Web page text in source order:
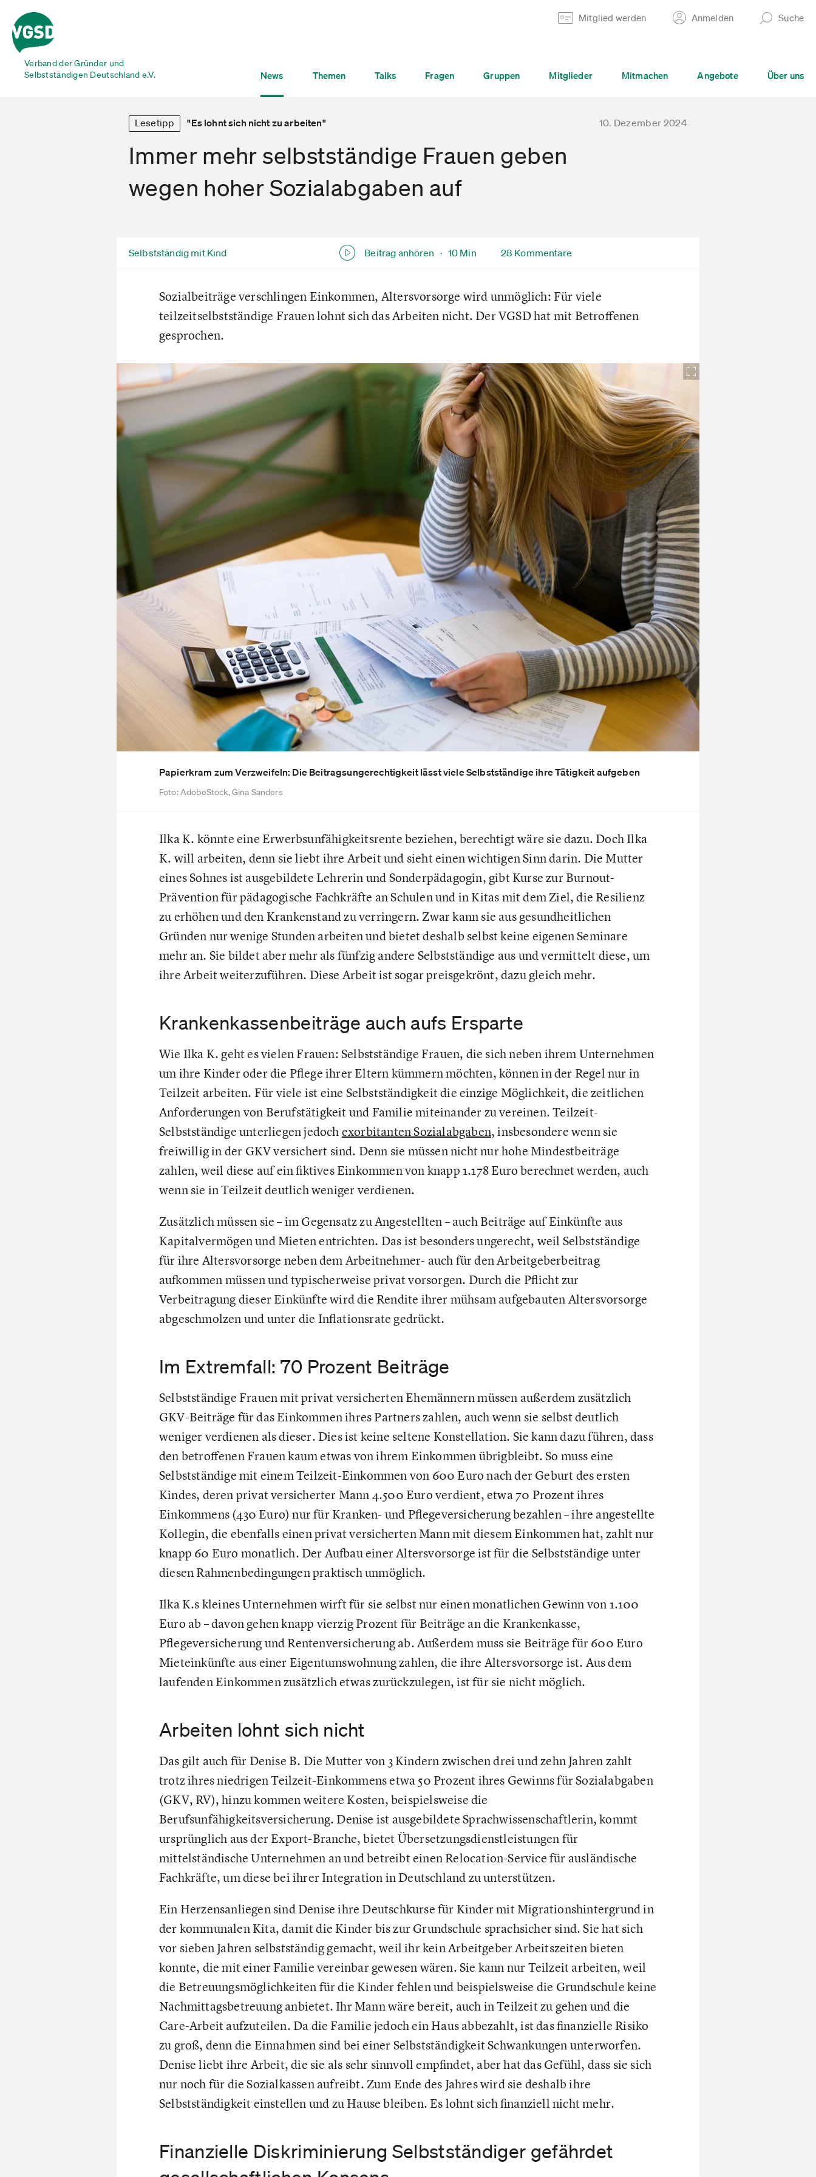
Verband der Gründer und
Selbstständigen Deutschland e.V.
Mitglied werden Anmelden Suche
News Themen Talks Fragen Gruppen Mitglieder Mitmachen Angebote Über uns
Lesetipp "Es lohnt sich nicht zu arbeiten"
Immer mehr selbstständige Frauen geben
wegen hoher Sozialabgaben auf
10. Dezember 2024
Selbstständig mit Kind Beitrag anhören · 10 Min 28 Kommentare
Sozialbeiträge verschlingen Einkommen, Altersvorsorge wird unmöglich: Für viele
teilzeitselbstständige Frauen lohnt sich das Arbeiten nicht. Der VGSD hat mit Betroffenen
gesprochen.
Papierkram zum Verzweifeln: Die Beitragsungerechtigkeit lässt viele Selbstständige ihre Tätigkeit aufgeben
Foto: AdobeStock, Gina Sanders
Ilka K. könnte eine Erwerbsunfähigkeitsrente beziehen, berechtigt wäre sie dazu. Doch Ilka
K. will arbeiten, denn sie liebt ihre Arbeit und sieht einen wichtigen Sinn darin. Die Mutter
eines Sohnes ist ausgebildete Lehrerin und Sonderpädagogin, gibt Kurse zur Burnout-
Prävention für pädagogische Fachkräfte an Schulen und in Kitas mit dem Ziel, die Resilienz
zu erhöhen und den Krankenstand zu verringern. Zwar kann sie aus gesundheitlichen
Gründen nur wenige Stunden arbeiten und bietet deshalb selbst keine eigenen Seminare
mehr an. Sie bildet aber mehr als fünfzig andere Selbstständige aus und vermittelt diese, um
ihre Arbeit weiterzuführen. Diese Arbeit ist sogar preisgekrönt, dazu gleich mehr.
Krankenkassenbeiträge auch aufs Ersparte
Wie Ilka K. geht es vielen Frauen: Selbstständige Frauen, die sich neben ihrem Unternehmen
um ihre Kinder oder die Pflege ihrer Eltern kümmern möchten, können in der Regel nur in
Teilzeit arbeiten. Für viele ist eine Selbstständigkeit die einzige Möglichkeit, die zeitlichen
Anforderungen von Berufstätigkeit und Familie miteinander zu vereinen. Teilzeit-
Selbstständige unterliegen jedochexorbitanten Sozialabgaben, insbesondere wenn sie
freiwillig in der GKV versichert sind. Denn sie müssen nicht nur hohe Mindestbeiträge
zahlen, weil diese auf ein fiktives Einkommen von knapp 1.178 Euro berechnet werden, auch
wenn sie in Teilzeit deutlich weniger verdienen.
Zusätzlich müssen sie – im Gegensatz zu Angestellten – auch Beiträge auf Einkünfte aus
Kapitalvermögen und Mieten entrichten. Das ist besonders ungerecht, weil Selbstständige
für ihre Altersvorsorge neben dem Arbeitnehmer- auch für den Arbeitgeberbeitrag
aufkommen müssen und typischerweise privat vorsorgen. Durch die Pflicht zur
Verbeitragung dieser Einkünfte wird die Rendite ihrer mühsam aufgebauten Altersvorsorge
abgeschmolzen und unter die Inflationsrate gedrückt.
Im Extremfall: 70 Prozent Beiträge
Selbstständige Frauen mit privat versicherten Ehemännern müssen außerdem zusätzlich
GKV-Beiträge für das Einkommen ihres Partners zahlen, auch wenn sie selbst deutlich
weniger verdienen als dieser. Dies ist keine seltene Konstellation. Sie kann dazu führen, dass
den betroffenen Frauen kaum etwas von ihrem Einkommen übrigbleibt. So muss eine
Selbstständige mit einem Teilzeit-Einkommen von 600 Euro nach der Geburt des ersten
Kindes, deren privat versicherter Mann 4.500 Euro verdient, etwa 70 Prozent ihres
Einkommens (430 Euro) nur für Kranken- und Pflegeversicherung bezahlen – ihre angestellte
Kollegin, die ebenfalls einen privat versicherten Mann mit diesem Einkommen hat, zahlt nur
knapp 60 Euro monatlich. Der Aufbau einer Altersvorsorge ist für die Selbstständige unter
diesen Rahmenbedingungen praktisch unmöglich.
Ilka K.s kleines Unternehmen wirft für sie selbst nur einen monatlichen Gewinn von 1.100
Euro ab – davon gehen knapp vierzig Prozent für Beiträge an die Krankenkasse,
Pflegeversicherung und Rentenversicherung ab. Außerdem muss sie Beiträge für 600 Euro
Mieteinkünfte aus einer Eigentumswohnung zahlen, die ihre Altersvorsorge ist. Aus dem
laufenden Einkommen zusätzlich etwas zurückzulegen, ist für sie nicht möglich.
Arbeiten lohnt sich nicht
Das gilt auch für Denise B. Die Mutter von 3 Kindern zwischen drei und zehn Jahren zahlt
trotz ihres niedrigen Teilzeit-Einkommens etwa 50 Prozent ihres Gewinns für Sozialabgaben
(GKV, RV), hinzu kommen weitere Kosten, beispielsweise die
Berufsunfähigkeitsversicherung. Denise ist ausgebildete Sprachwissenschaftlerin, kommt
ursprünglich aus der Export-Branche, bietet Übersetzungsdienstleistungen für
mittelständische Unternehmen an und betreibt einen Relocation-Service für ausländische
Fachkräfte, um diese bei ihrer Integration in Deutschland zu unterstützen.
Ein Herzensanliegen sind Denise ihre Deutschkurse für Kinder mit Migrationshintergrund in
der kommunalen Kita, damit die Kinder bis zur Grundschule sprachsicher sind. Sie hat sich
vor sieben Jahren selbstständig gemacht, weil ihr kein Arbeitgeber Arbeitszeiten bieten
konnte, die mit einer Familie vereinbar gewesen wären. Sie kann nur Teilzeit arbeiten, weil
die Betreuungsmöglichkeiten für die Kinder fehlen und beispielsweise die Grundschule keine
Nachmittagsbetreuung anbietet. Ihr Mann wäre bereit, auch in Teilzeit zu gehen und die
Care-Arbeit aufzuteilen. Da die Familie jedoch ein Haus abbezahlt, ist das finanzielle Risiko
zu groß, denn die Einnahmen sind bei einer Selbstständigkeit Schwankungen unterworfen.
Denise liebt ihre Arbeit, die sie als sehr sinnvoll empfindet, aber hat das Gefühl, dass sie sich
nur noch für die Sozialkassen aufreibt. Zum Ende des Jahres wird sie deshalb ihre
Selbstständigkeit einstellen und zu Hause bleiben. Es lohnt sich finanziell nicht mehr.
Finanzielle Diskriminierung Selbstständiger gefährdet